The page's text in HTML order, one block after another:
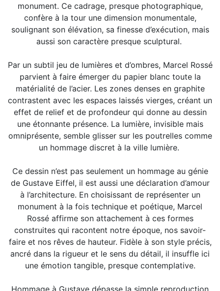
monument. Ce cadrage, presque photographique,
confère à la tour une dimension monumentale,
soulignant son élévation, sa finesse d’exécution, mais
aussi son caractère presque sculptural.
Par un subtil jeu de lumières et d’ombres, Marcel Rossé
parvient à faire émerger du papier blanc toute la
matérialité de l’acier. Les zones denses en graphite
contrastent avec les espaces laissés vierges, créant un
effet de relief et de profondeur qui donne au dessin
une étonnante présence. La lumière, invisible mais
omniprésente, semble glisser sur les poutrelles comme
un hommage discret à la ville lumière.
Ce dessin n’est pas seulement un hommage au génie
de Gustave Eiffel, il est aussi une déclaration d’amour
à l’architecture. En choisissant de représenter un
monument à la fois technique et poétique, Marcel
Rossé affirme son attachement à ces formes
construites qui racontent notre époque, nos savoir-
faire et nos rêves de hauteur. Fidèle à son style précis,
ancré dans la rigueur et le sens du détail, il insuffle ici
une émotion tangible, presque contemplative.